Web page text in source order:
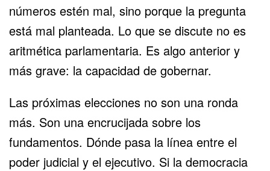
números estén mal, sino porque la pregunta
está mal planteada. Lo que se discute no es
aritmética parlamentaria. Es algo anterior y
más grave: la capacidad de gobernar.
Las próximas elecciones no son una ronda
más. Son una encrucijada sobre los
fundamentos. Dónde pasa la línea entre el
poder judicial y el ejecutivo. Si la democracia